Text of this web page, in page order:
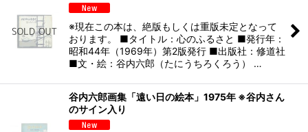
※現在この本は、絶版もしくは重版未定となって
おります。 ■タイトル：心のふるさと ■発行年：
昭和44年（1969年）第2版発行 ■出版社：修道社
■文・絵：谷内六郎（たにうちろくろう） …
谷内六郎画集「遠い日の絵本」1975年 ※谷内さん
のサイン入り